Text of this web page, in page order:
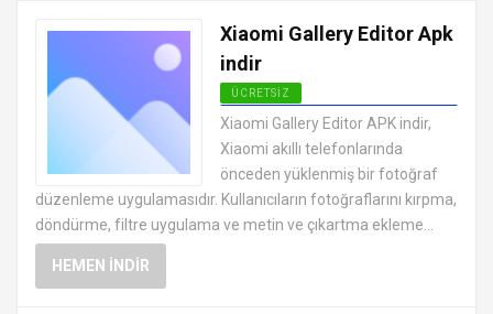
Xiaomi Gallery Editor Apk
indir
ÜCRETSIZ
ANDROID FOTOĞRAF DÜZENLEME
UYGULAMALARI APK
Xiaomi Gallery Editor APK indir,
Xiaomi akıllı telefonlarında
önceden yüklenmiş bir fotoğraf
düzenleme uygulamasıdır. Kullanıcıların fotoğraflarını kırpma,
döndürme, filtre uygulama ve metin ve çıkartma ekleme...
HEMEN İNDIR